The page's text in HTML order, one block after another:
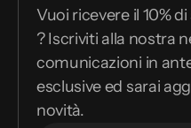
Vuoi ricevere il 10%
? Iscriviti alla nostra
comunicazioni in
esclusive ed sarai
novità.